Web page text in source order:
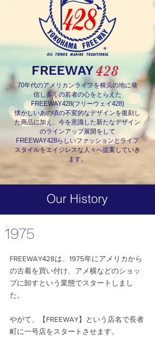
FREEWAY428
70年代のアメリカンライフを横浜の地に発
信し多くの若者の心をとらえた
FREEWAY428(フリーウェイ428)
懐かしいあの頃の不変的なデザインを復刻し
た商品に加え、今を意識した新たなデザイン
のラインアップ展開をして
FREEWAY428らしいファッションとライフ
スタイルをエイジレスな人々へ提案していき
ます。
Our History
1975
FREEWAY428は、1975年にアメリカから
の古着を買い付け、アメ横などのショッ
プに卸すという業態でスタートしまし
た。
やがて、【FREEWAY】という店名で長者
町に一号店をスタートさせます。